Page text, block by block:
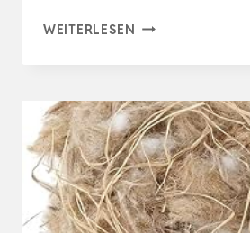
WEITERLESEN PETIFOOL
GETROCKNET
5KG
–
INSEKTENSNACK
FÜR